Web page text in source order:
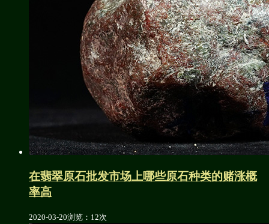
在翡翠原石批发市场上哪些原石种类的赌涨概
率高
2020-03-20浏览：12次